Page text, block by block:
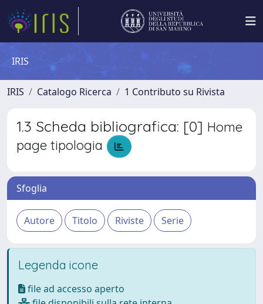
IRIS
IRIS Catalogo Ricerca 1 Contributo su Rivista
1.3 Scheda bibliografica: [0] Home
page tipologia
Sfoglia
Legenda icone
file ad accesso aperto